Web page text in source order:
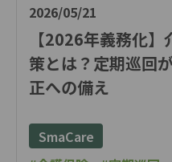
2026/05/21
【2026年義務化
策とは？定期巡回
正への備え
SmaCare